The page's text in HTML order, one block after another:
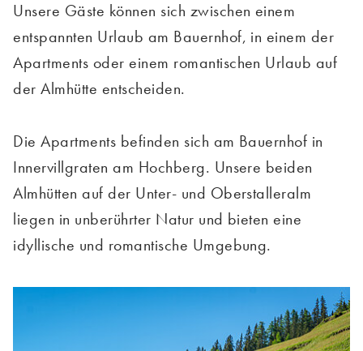
Unsere Gäste können sich zwischen einem
entspannten Urlaub am Bauernhof, in einem der
Apartments oder einem romantischen Urlaub auf
der Almhütte entscheiden.
Die Apartments befinden sich am Bauernhof in
Innervillgraten am Hochberg. Unsere beiden
Almhütten auf der Unter- und Oberstalleralm
liegen in unberührter Natur und bieten eine
idyllische und romantische Umgebung.